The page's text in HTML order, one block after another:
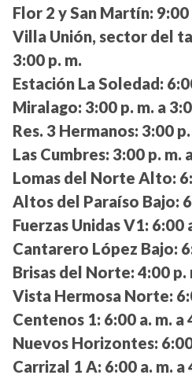
Flor 2 y San Martín: 9:00
Villa Unión, sector del
3:00 p. m.
Estación La Soledad:
Miralago: 3:00 p. m. a
Res. 3 Hermanos: 3:00
Las Cumbres: 3:00 p. m.
Lomas del Norte Alto:
Altos del Paraíso Bajo:
Fuerzas Unidas V1: 6:00
Cantarero López Bajo:
Brisas del Norte: 4:00 p.
Vista Hermosa Norte:
Centenos 1: 6:00 a. m. a
Nuevos Horizontes:
Carrizal 1 A: 6:00 a. m. a